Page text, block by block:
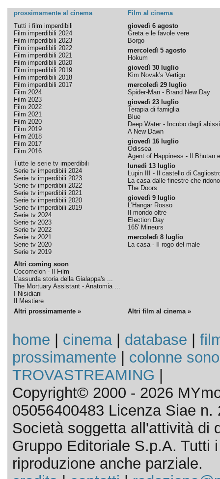
prossimamente al cinema
Film al cinema
Tutti i film imperdibili
Film imperdibili 2024
Film imperdibili 2023
Film imperdibili 2022
Film imperdibili 2021
Film imperdibili 2020
Film imperdibili 2019
Film imperdibili 2018
Film imperdibili 2017
Film 2024
Film 2023
Film 2022
Film 2021
Film 2020
Film 2019
Film 2018
Film 2017
Film 2016
Tutte le serie tv imperdibili
Serie tv imperdibili 2024
Serie tv imperdibili 2023
Serie tv imperdibili 2022
Serie tv imperdibili 2021
Serie tv imperdibili 2020
Serie tv imperdibili 2019
Serie tv 2024
Serie tv 2023
Serie tv 2022
Serie tv 2021
Serie tv 2020
Serie tv 2019
Altri coming soon
Cocomelon - Il Film
L'assurda storia della Gialappa's ...
The Mortuary Assistant - Anatomia ...
I Nisidiani
Il Mestiere
giovedì 6 agosto
Greta e le favole vere
Borgo
mercoledì 5 agosto
Hokum
giovedì 30 luglio
Kim Novak's Vertigo
mercoledì 29 luglio
Spider-Man - Brand New Day
giovedì 23 luglio
Terapia di famiglia
Blue
Deep Water - Incubo dagli abissi
A New Dawn
giovedì 16 luglio
Odissea
Agent of Happiness - Il Bhutan
lunedì 13 luglio
Lupin III - Il castello di
La casa dalle finestre che ridono
The Doors
giovedì 9 luglio
L'Hangar Rosso
Il mondo oltre
Election Day
165' Mineurs
mercoledì 8 luglio
La casa - Il rogo del male
Altri prossimamente » Altri film al cinema »
home cinema| database
prossimamente
colonne
TROVASTREAMING
Copyright© 2000 - 2026
05056400483 Licenza Siae n.
Società soggetta all'attività di
Gruppo Editoriale S.p.A. Tutti
riproduzione anche parziale.